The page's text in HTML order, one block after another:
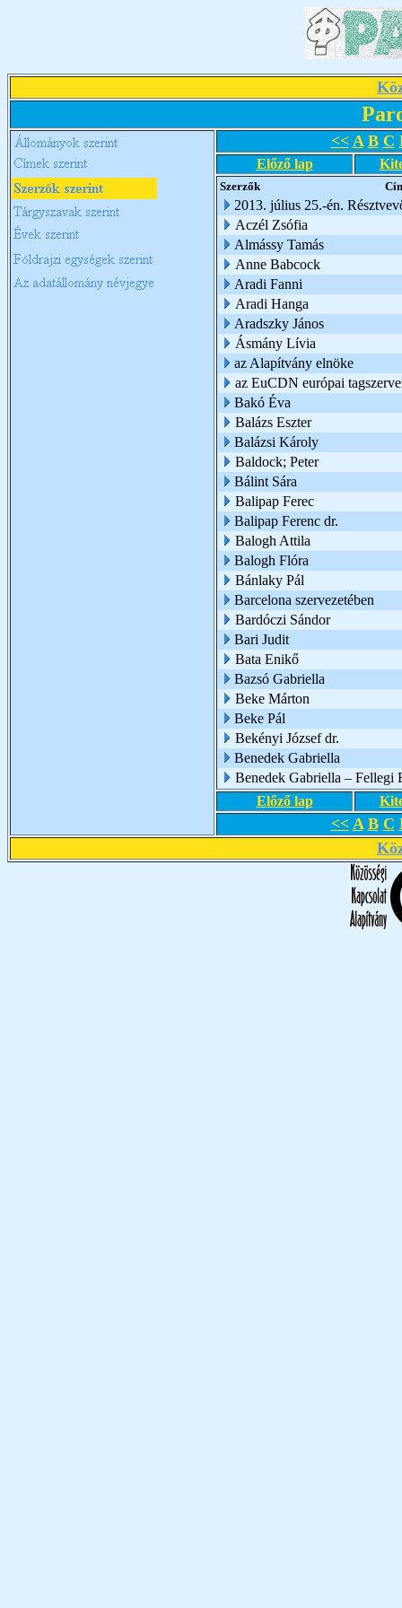
<< A B C
Előző lap
Szerzők
2013. július 25.-én.
Aczél Zsófia
Almássy Tamás
Anne Babcock
Aradi Fanni
Aradi Hanga
Aradszky János
Ásmány Lívia
az Alapítvány elnöke
az EuCDN európai
Bakó Éva
Balázs Eszter
Balázsi Károly
Baldock; Peter
Bálint Sára
Balipap Ferec
Balipap Ferenc dr.
Balogh Attila
Balogh Flóra
Bánlaky Pál
Barcelona szervezetében
Bardóczi Sándor
Bari Judit
Bata Enikő
Bazsó Gabriella
Beke Márton
Beke Pál
Bekényi József dr.
Benedek Gabriella
Benedek Gabriella – Fellegi
Előző lap
<< A B C